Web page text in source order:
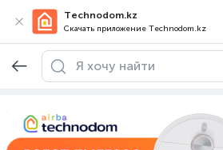
Technodom.kz
Скачать приложение Technodom.kz